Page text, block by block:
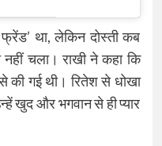
फ्रेंड’ था, लेकिन दोस्ती कब
नहीं चला। राखी ने कहा कि
की गई थी। रितेश से धोखा
खुद और भगवान से ही प्यार